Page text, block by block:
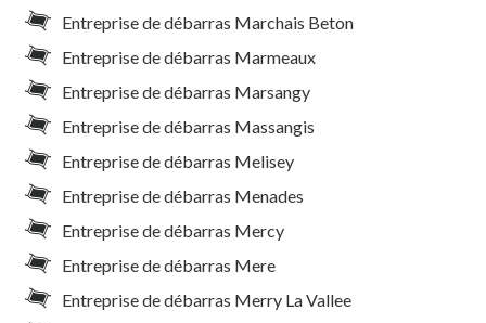
Entreprise de débarras Marchais Beton
Entreprise de débarras Marmeaux
Entreprise de débarras Marsangy
Entreprise de débarras Massangis
Entreprise de débarras Melisey
Entreprise de débarras Menades
Entreprise de débarras Mercy
Entreprise de débarras Mere
Entreprise de débarras Merry La Vallee